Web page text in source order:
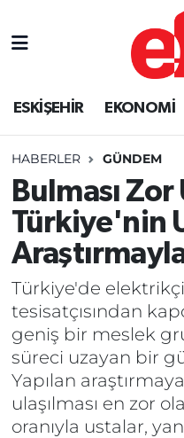
ESKİŞEHİR EKONOMİ
HABERLER GÜNDEM
Bulması
Türkiye'nin
Türkiye'de
tesisatçısından
geniş bir meslek
süreci uzayan bir
Yapılan
ulaşılması en zor
oranıyla ustalar,